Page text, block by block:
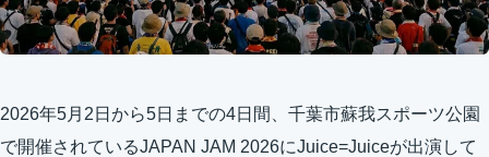
2026年5月2日から5日までの4日間、千葉市蘇我スポーツ公園
で開催されているJAPAN JAM 2026にJuice=Juiceが出演して